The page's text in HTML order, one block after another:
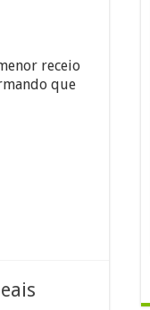
receio
que